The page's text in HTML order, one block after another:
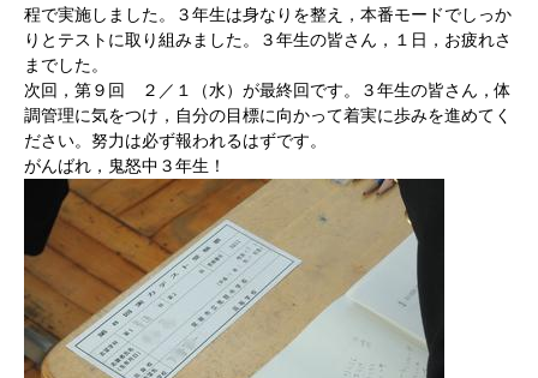
程で実施しました。３年生は身なりを整え，本番モードでしっか
りとテストに取り組みました。３年生の皆さん，１日，お疲れさ
までした。
次回，第９回 ２／１（水）が最終回です。３年生の皆さん，体
調管理に気をつけ，自分の目標に向かって着実に歩みを進めてく
ださい。努力は必ず報われるはずです。
がんばれ，鬼怒中３年生！